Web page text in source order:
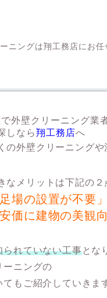
ニングは翔工務店にお任
外壁クリーニング業
しなら翔工務店へ
外壁クリーニングや
なメリットは下記の２
足場の設置が不要」
価に建物の美観
られていない工事とな
ーニングの
てもご紹介していきま